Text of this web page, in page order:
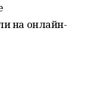
на онлайн-